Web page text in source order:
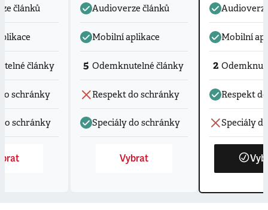
článků
články
schránky
schránky
Audioverze článků
Mobilní aplikace
5 Odemknutelné články
Respekt do schránky
Speciály do schránky
Vybrat
Mobilní
2
Respekt
Speciály